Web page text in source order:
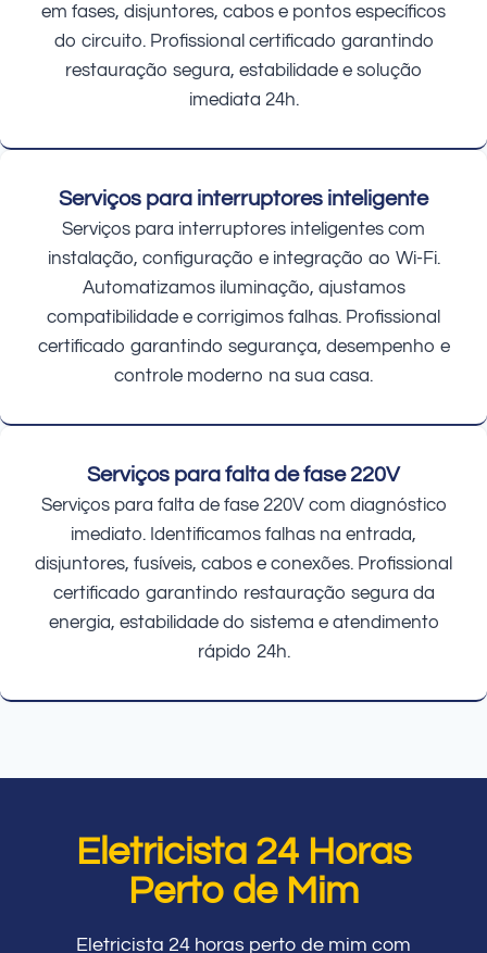
em fases, disjuntores, cabos e pontos específicos
do circuito. Profissional certificado garantindo
restauração segura, estabilidade e solução
imediata 24h.
Serviços para interruptores inteligente
Serviços para interruptores inteligentes com
instalação, configuração e integração ao Wi-Fi.
Automatizamos iluminação, ajustamos
compatibilidade e corrigimos falhas. Profissional
certificado garantindo segurança, desempenho e
controle moderno na sua casa.
Serviços para falta de fase 220V
Serviços para falta de fase 220V com diagnóstico
imediato. Identificamos falhas na entrada,
disjuntores, fusíveis, cabos e conexões. Profissional
certificado garantindo restauração segura da
energia, estabilidade do sistema e atendimento
rápido 24h.
Eletricista 24 Horas
Perto de Mim
Eletricista 24 horas perto de mim com